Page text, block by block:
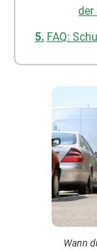
der
FAQ:
Wann